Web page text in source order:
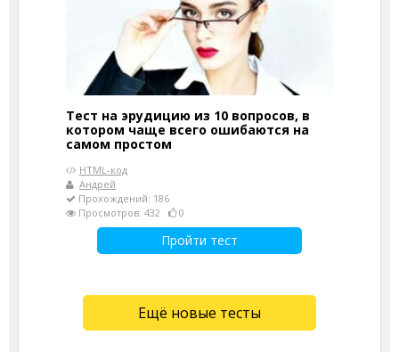
Тест на эрудицию из 10 вопросов, в
котором чаще всего ошибаются на
самом простом
HTML-код
Андрей
Прохождений: 186
Просмотров: 432
0
Пройти тест
Ещё новые тесты